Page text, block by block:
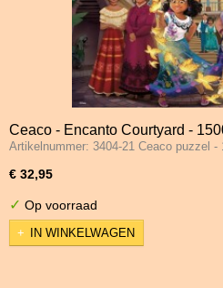
Ceaco - Encanto Courtyard -
Artikelnummer: 3404-21 Ceaco puzzel
€ 32,95
✓ Op voorraad
IN WINKELWAGEN